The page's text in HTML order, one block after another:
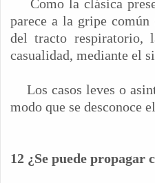
Como la clásica
parece a la gripe
del tracto respiratorio,
casualidad, mediante el
Los casos leves o
modo que se desconoce
12 ¿Se puede propagar